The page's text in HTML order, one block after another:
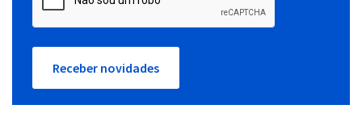
Receber novidades